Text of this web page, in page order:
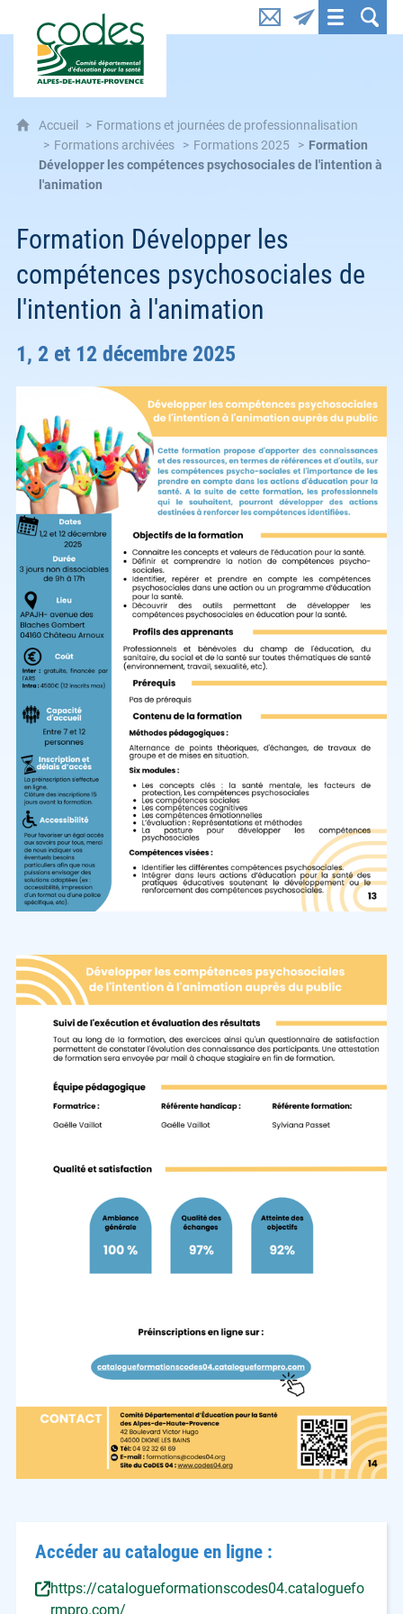
CoDES 04 : Comité départemental d'éducation
Accueil
Formations et journées de professionnalisation
Formations archivées
Formations 2025
Formation
Développer les compétences psychosociales de l'intention à
l'animation
Formation Développer les
compétences psychosociales de
l'intention à l'animation
1, 2 et 12 décembre 2025
Accéder au catalogue en ligne :
https://catalogueformationscodes04.cataloguefo
rmpro.com/